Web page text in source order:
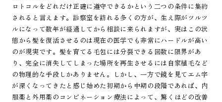
ロトコルをどれだけ正確に遵守できるかという二つの条件に集約
されると言えます。診察室を訪れる多くの方が、生え際がツルツ
ルになって数年が経過してから相談に来られますが、実はこの状
態から髪を復活させるのは現在の医学でも非常にハードルが高い
のが現実です。髪を育てる毛包には分裂できる回数に限界があ
り、完全に消失してしまった場所を再生させるには自家植毛など
の物理的な手段しかありません。しかし、一方で鏡を見てエム字
が深くなってきたと感じ始めた初期から中期の段階であれば、内
服薬と外用薬のコンビネーション療法によって、驚くほどの改善